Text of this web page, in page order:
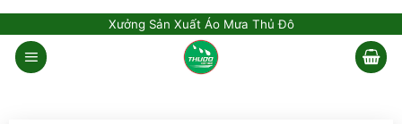
Skip
to
content
Xưởng Sản Xuất Áo Mưa Thủ Đô